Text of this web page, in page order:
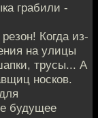
грабили -
Когда из-
на улицы
трусы... А
носков.
будущее